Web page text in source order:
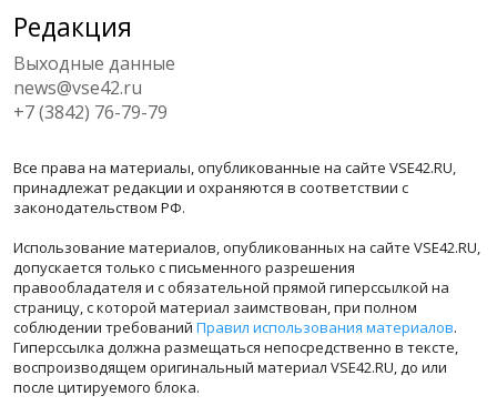
Редакция
Выходные данные
news@vse42.ru
+7 (3842) 76-79-79
Все права на материалы, опубликованные на сайте VSE42.RU,
принадлежат редакции и охраняются в соответствии с
законодательством РФ.
Использование материалов, опубликованных на сайте VSE42.RU,
допускается только с письменного разрешения
правообладателя и с обязательной прямой гиперссылкой на
страницу, с которой материал заимствован, при полном
соблюдении требований Правил использования материалов.
Гиперссылка должна размещаться непосредственно в тексте,
воспроизводящем оригинальный материал VSE42.RU, до или
после цитируемого блока.